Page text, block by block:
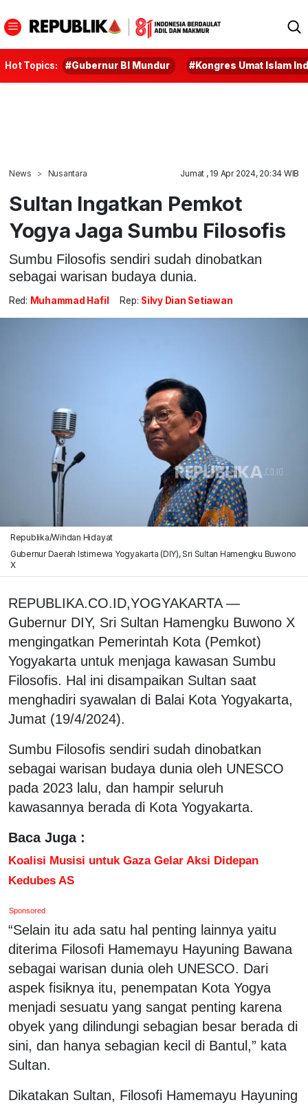
Hot Topics: #Gubernur BI Mundur #Kongres Umat Islam
News Nusantara Jumat , 19 Apr 2024, 20:34 WIB
Sultan Ingatkan Pemkot
Yogya Jaga Sumbu Filosofis
Sumbu Filosofis sendiri sudah dinobatkan
sebagai warisan budaya dunia.
Red: Muhammad Hafil Rep: Silvy Dian Setiawan
Republika/Wihdan Hidayat
Gubernur Daerah Istimewa Yogyakarta (DIY), Sri Sultan Hamengku Buwono
X
REPUBLIKA.CO.ID,YOGYAKARTA —
Gubernur DIY, Sri Sultan Hamengku Buwono X
mengingatkan Pemerintah Kota (Pemkot)
Yogyakarta untuk menjaga kawasan Sumbu
Filosofis. Hal ini disampaikan Sultan saat
menghadiri syawalan di Balai Kota Yogyakarta,
Jumat (19/4/2024).
Sumbu Filosofis sendiri sudah dinobatkan
sebagai warisan budaya dunia oleh UNESCO
pada 2023 lalu, dan hampir seluruh
kawasannya berada di Kota Yogyakarta.
Baca Juga :
Koalisi Musisi untuk Gaza Gelar Aksi Didepan
Kedubes AS
Sponsored
“Selain itu ada satu hal penting lainnya yaitu
diterima Filosofi Hamemayu Hayuning Bawana
sebagai warisan dunia oleh UNESCO. Dari
aspek fisiknya itu, penempatan Kota Yogya
menjadi sesuatu yang sangat penting karena
obyek yang dilindungi sebagian besar berada di
sini, dan hanya sebagian kecil di Bantul,” kata
Sultan.
Dikatakan Sultan, Filosofi Hamemayu Hayuning